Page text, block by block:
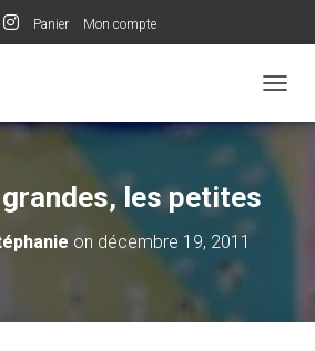
Panier Mon compte
les petites
on décembre 19, 2011